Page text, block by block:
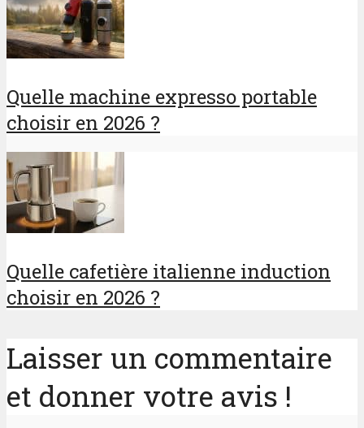
Quelle machine expresso portable
choisir en 2026 ?
Quelle cafetière italienne induction
choisir en 2026 ?
Laisser un commentaire
et donner votre avis !